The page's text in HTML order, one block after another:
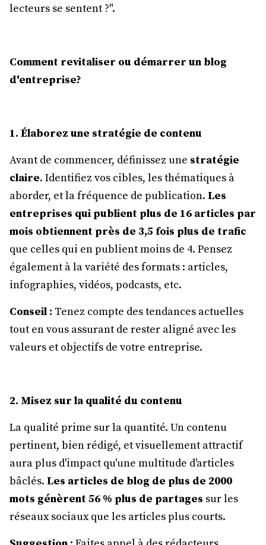
lecteurs se sentent ?".
Comment revitaliser ou démarrer un blog
d'entreprise?
1. Élaborez une stratégie de contenu
Avant de commencer, définissez une stratégie
claire. Identifiez vos cibles, les thématiques à
aborder, et la fréquence de publication. Les
entreprises qui publient plus de 16 articles par
mois obtiennent près de 3,5 fois plus de trafic
que celles qui en publient moins de 4. Pensez
également à la variété des formats : articles,
infographies, vidéos, podcasts, etc.
Conseil : Tenez compte des tendances actuelles
tout en vous assurant de rester aligné avec les
valeurs et objectifs de votre entreprise.
2. Misez sur la qualité du contenu
La qualité prime sur la quantité. Un contenu
pertinent, bien rédigé, et visuellement attractif
aura plus d'impact qu'une multitude d'articles
bâclés. Les articles de blog de plus de 2000
mots génèrent 56 % plus de partages sur les
réseaux sociaux que les articles plus courts.